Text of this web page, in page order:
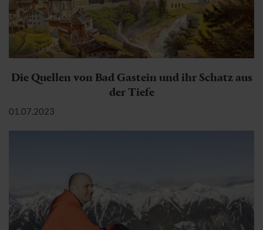
Die Quellen von Bad Gastein und ihr Schatz aus
der Tiefe
01.07.2023